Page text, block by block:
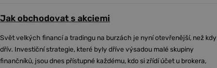
Jak obchodovat s akciemi
Svět velkých financí a tradingu na burzách je nyní otevřenější, než kdy
dřív. Investiční strategie, které byly dříve výsadou malé skupiny
finančníků, jsou dnes přístupné každému, kdo si zřídí účet u brokera,